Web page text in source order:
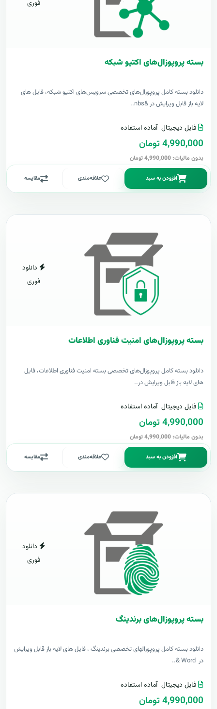
فوری
بسته پروپوزال‌های اکتیو شبکه
دانلود بسته کامل پروپوزال‌های تخصصی سرویس‌های اکتیو شبکه، فایل های
لایه باز قابل ویرایش در &nbs..
فایل دیجیتال آماده استفاده
4,990,000 تومان
بدون مالیات: 4,990,000 تومان
افزودن به سبد علاقه‌مندی مقایسه
دانلود
فوری
بسته پروپوزال‌های امنیت فناوری اطلاعات
دانلود بسته کامل پروپوزال‌های تخصصی بسته امنیت فناوری اطلاعات، فایل
های لایه باز قابل ویرایش در..
فایل دیجیتال آماده استفاده
4,990,000 تومان
بدون مالیات: 4,990,000 تومان
افزودن به سبد علاقه‌مندی مقایسه
دانلود
فوری
بسته پروپوزال‌های برندینگ
دانلود بسته کامل پروپوزالهای تخصصی برندینگ ، فایل های لایه باز قابل ویرایش
در Word &..
فایل دیجیتال آماده استفاده
4,990,000 تومان